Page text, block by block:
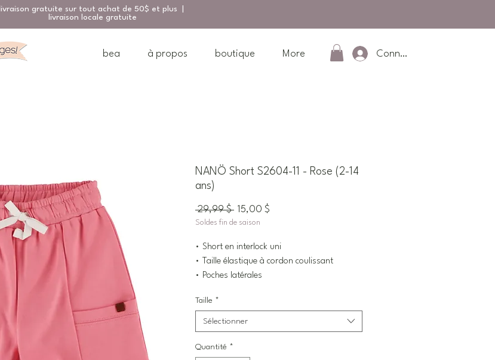
livraison gratuite sur tout achat de 50$ et plus |
livraison locale gratuite
bea à propos boutique More Connexion
NANÖ Short S2604-11 - Rose (2-14
ans)
29,99 $ Prix
original
15,00 $
Soldes fin de saison
• Short en interlock uni
• Taille élastique à cordon coulissant
• Poches latérales
Taille *
Sélectionner
Quantité *